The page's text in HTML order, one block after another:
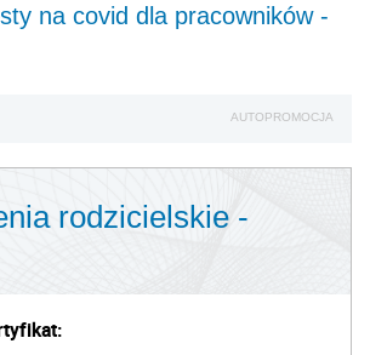
na covid dla pracowników -
AUTOPROMOCJA
rodzicielskie -